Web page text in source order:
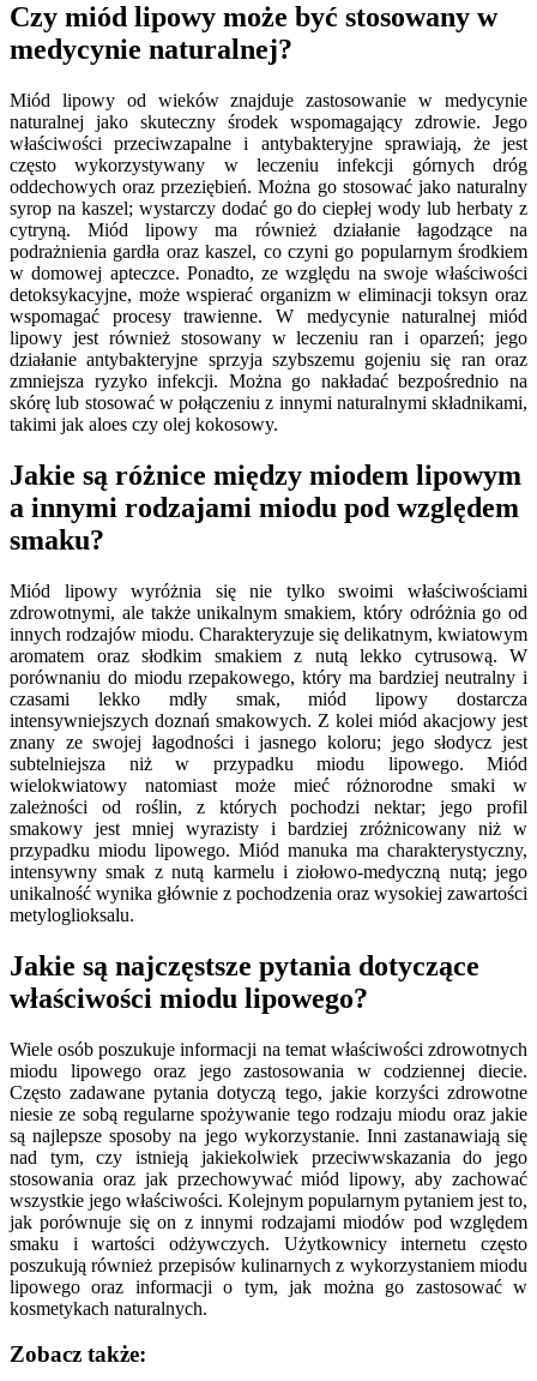
Czy miód lipowy może być stosowany w
medycynie naturalnej?
Miód lipowy od wieków znajduje zastosowanie w medycynie
naturalnej jako skuteczny środek wspomagający zdrowie. Jego
właściwości przeciwzapalne i antybakteryjne sprawiają, że jest
często wykorzystywany w leczeniu infekcji górnych dróg
oddechowych oraz przeziębień. Można go stosować jako naturalny
syrop na kaszel; wystarczy dodać go do ciepłej wody lub herbaty z
cytryną. Miód lipowy ma również działanie łagodzące na
podrażnienia gardła oraz kaszel, co czyni go popularnym środkiem
w domowej apteczce. Ponadto, ze względu na swoje właściwości
detoksykacyjne, może wspierać organizm w eliminacji toksyn oraz
wspomagać procesy trawienne. W medycynie naturalnej miód
lipowy jest również stosowany w leczeniu ran i oparzeń; jego
działanie antybakteryjne sprzyja szybszemu gojeniu się ran oraz
zmniejsza ryzyko infekcji. Można go nakładać bezpośrednio na
skórę lub stosować w połączeniu z innymi naturalnymi składnikami,
takimi jak aloes czy olej kokosowy.
Jakie są różnice między miodem lipowym
a innymi rodzajami miodu pod względem
smaku?
Miód lipowy wyróżnia się nie tylko swoimi właściwościami
zdrowotnymi, ale także unikalnym smakiem, który odróżnia go od
innych rodzajów miodu. Charakteryzuje się delikatnym, kwiatowym
aromatem oraz słodkim smakiem z nutą lekko cytrusową. W
porównaniu do miodu rzepakowego, który ma bardziej neutralny i
czasami lekko mdły smak, miód lipowy dostarcza
intensywniejszych doznań smakowych. Z kolei miód akacjowy jest
znany ze swojej łagodności i jasnego koloru; jego słodycz jest
subtelniejsza niż w przypadku miodu lipowego. Miód
wielokwiatowy natomiast może mieć różnorodne smaki w
zależności od roślin, z których pochodzi nektar; jego profil
smakowy jest mniej wyrazisty i bardziej zróżnicowany niż w
przypadku miodu lipowego. Miód manuka ma charakterystyczny,
intensywny smak z nutą karmelu i ziołowo-medyczną nutą; jego
unikalność wynika głównie z pochodzenia oraz wysokiej zawartości
metyloglioksalu.
Jakie są najczęstsze pytania dotyczące
właściwości miodu lipowego?
Wiele osób poszukuje informacji na temat właściwości zdrowotnych
miodu lipowego oraz jego zastosowania w codziennej diecie.
Często zadawane pytania dotyczą tego, jakie korzyści zdrowotne
niesie ze sobą regularne spożywanie tego rodzaju miodu oraz jakie
są najlepsze sposoby na jego wykorzystanie. Inni zastanawiają się
nad tym, czy istnieją jakiekolwiek przeciwwskazania do jego
stosowania oraz jak przechowywać miód lipowy, aby zachować
wszystkie jego właściwości. Kolejnym popularnym pytaniem jest to,
jak porównuje się on z innymi rodzajami miodów pod względem
smaku i wartości odżywczych. Użytkownicy internetu często
poszukują również przepisów kulinarnych z wykorzystaniem miodu
lipowego oraz informacji o tym, jak można go zastosować w
kosmetykach naturalnych.
Zobacz także: